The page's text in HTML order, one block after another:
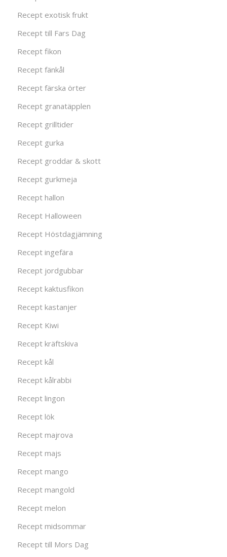
Recept exotisk frukt
Recept till Fars Dag
Recept fikon
Recept fänkål
Recept färska örter
Recept granatäpplen
Recept grilltider
Recept gurka
Recept groddar & skott
Recept gurkmeja
Recept hallon
Recept Halloween
Recept Höstdagjämning
Recept ingefära
Recept jordgubbar
Recept kaktusfikon
Recept kastanjer
Recept Kiwi
Recept kräftskiva
Recept kål
Recept kålrabbi
Recept lingon
Recept lök
Recept majrova
Recept majs
Recept mango
Recept mangold
Recept melon
Recept midsommar
Recept till Mors Dag